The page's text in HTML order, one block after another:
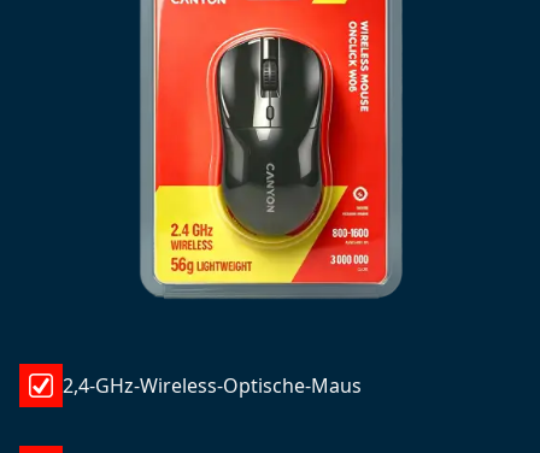
2,4-GHz-Wireless-Optische-Maus